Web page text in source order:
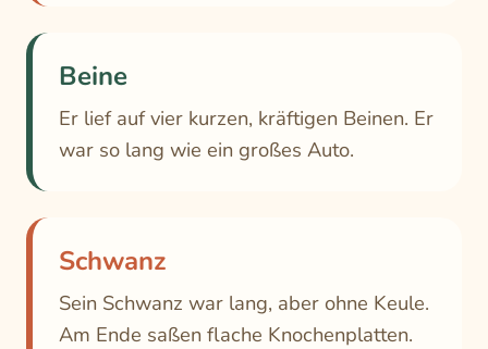
Beine
Er lief auf vier kurzen, kräftigen Beinen. Er
war so lang wie ein großes Auto.
Schwanz
Sein Schwanz war lang, aber ohne Keule.
Am Ende saßen flache Knochenplatten.